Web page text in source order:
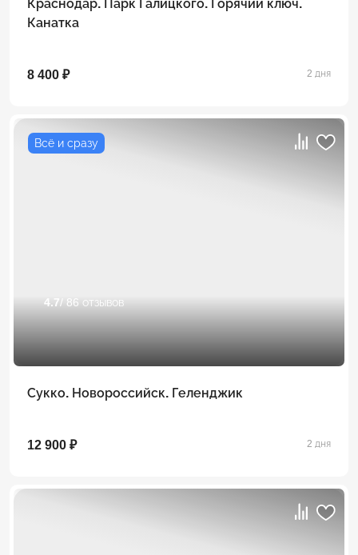
Краснодар. Парк Галицкого. Горячий ключ.
Канатка
8 400 ₽ 2 дня
Всё и сразу
4.7/ 86 отзывов
Сукко. Новороссийск. Геленджик
12 900 ₽ 2 дня